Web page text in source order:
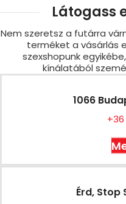
Látogass
Nem szeretsz a futárra
terméket a vásárlás
szexshopunk
kínálatából
1066
+36
Érd, Stop